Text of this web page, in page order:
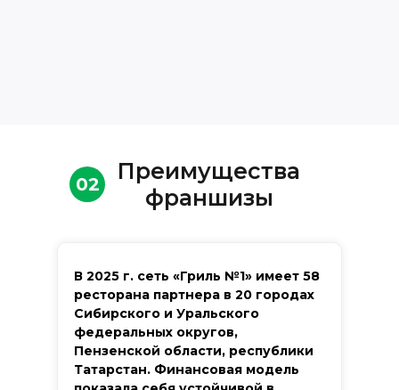
Преимущества
франшизы
02
В 2025 г. сеть «Гриль №1» имеет 58
ресторана партнера в 20 городах
Сибирского и Уральского
федеральных округов,
Пензенской области, республики
Татарстан. Финансовая модель